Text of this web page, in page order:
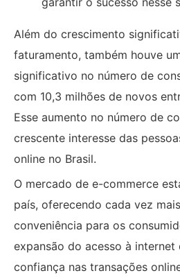
Além do crescimento
faturamento, também houve
significativo no número de
com 10,3 milhões de novos
Esse aumento no número de
crescente interesse das
online no Brasil.
O mercado de e-commerce
país, oferecendo cada vez
conveniência para os
expansão do acesso à internet
confiança nas transações